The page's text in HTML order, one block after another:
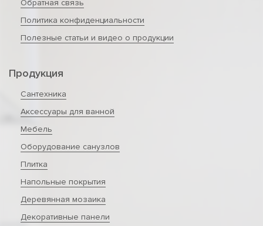
Обратная связь
Политика конфиденциальности
Полезные статьи и видео о продукции
Продукция
Сантехника
Аксессуары для ванной
Мебель
Оборудование санузлов
Плитка
Напольные покрытия
Деревянная мозаика
Декоративные панели